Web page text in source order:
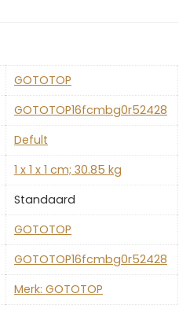
‎GOTOTOP
‎GOTOTOP16fcmbg0r52428
‎Defult
‎1 x 1 x 1 cm; 30.85 kg
‎Standaard
‎GOTOTOP
‎GOTOTOP16fcmbg0r52428
Merk: GOTOTOP